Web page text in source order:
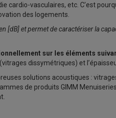
cardio-vasculaires, etc. C’est
des logements.
[dB] et permet de caractériser la
sur les éléments
dissymétriques) et
solutions acoustiques :
de produits GIMM